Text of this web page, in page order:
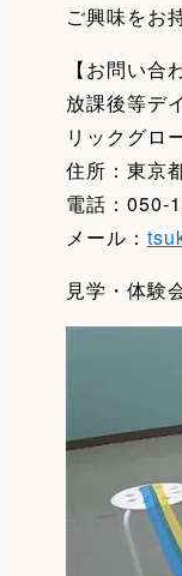
ご興味をお
【お問い合
放課後等デ
リックグロ
住所：東京
電話：050-
メール：
見学・体験